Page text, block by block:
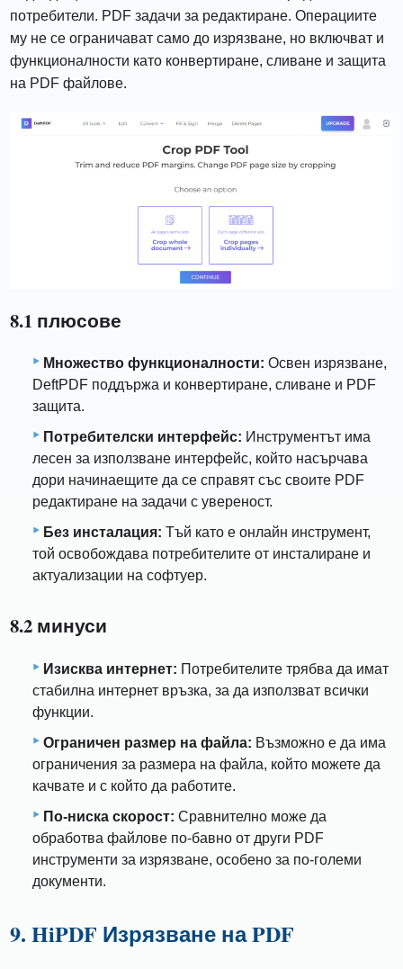
потребители. PDF задачи за редактиране. Операциите
му не се ограничават само до изрязване, но включват и
функционалности като конвертиране, сливане и защита
на PDF файлове.
8.1 плюсове
Множество функционалности: Освен изрязване,
DeftPDF поддържа и конвертиране, сливане и PDF
защита.
Потребителски интерфейс: Инструментът има
лесен за използване интерфейс, който насърчава
дори начинаещите да се справят със своите PDF
редактиране на задачи с увереност.
Без инсталация: Тъй като е онлайн инструмент,
той освобождава потребителите от инсталиране и
актуализации на софтуер.
8.2 минуси
Изисква интернет: Потребителите трябва да имат
стабилна интернет връзка, за да използват всички
функции.
Ограничен размер на файла: Възможно е да има
ограничения за размера на файла, който можете да
качвате и с който да работите.
По-ниска скорост: Сравнително може да
обработва файлове по-бавно от други PDF
инструменти за изрязване, особено за по-големи
документи.
9. HiPDF Изрязване на PDF